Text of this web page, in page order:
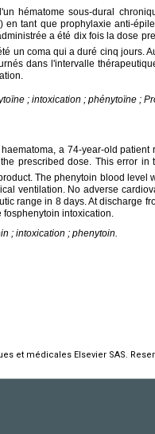
hématome sous-dural
en tant que prophylaxie anti-
a été dix fois la dose
un coma qui a duré cinq jours.
dans l'intervalle
; intoxication ; phénytoïne ;
a 74-year-old
prescribed dose. This error in
The phenytoin blood level
ventilation. No adverse
range in 8 days. At discharge
fosphenytoin intoxication.
; intoxication ; phenytoin.
et médicales Elsevier SAS.